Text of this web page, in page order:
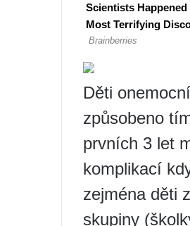
Děti
způsobeno
prvních 3 let
komplikací
zejména děti
skupiny